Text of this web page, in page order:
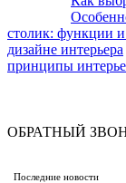
столик: функции
дизайне интерьера
принципы
ОБРАТНЫЙ
Последние новости